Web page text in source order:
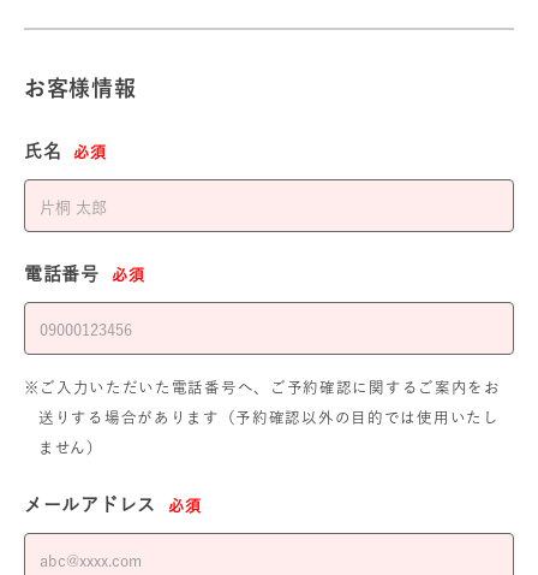
お客様情報
氏名 必須
電話番号 必須
※ご入力いただいた電話番号へ、ご予約確認に関するご案内をお
送りする場合があります（予約確認以外の目的では使用いたし
ません）
メールアドレス 必須